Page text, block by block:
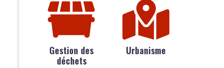
Gestion des
déchets
Urbanisme